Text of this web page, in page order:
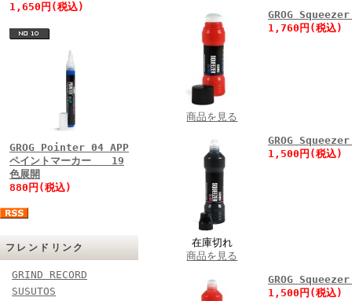
1,650円(税込)
GROG Pointer 04 APP
ペイントマーカー 19
色展開
880円(税込)
フレンドリンク
GRIND RECORD
SUSUTOS
商品を見る
GROG
1,760円(税込)
在庫切れ
商品を見る
GROG
1,500円(税込)
GROG
1,500円(税込)